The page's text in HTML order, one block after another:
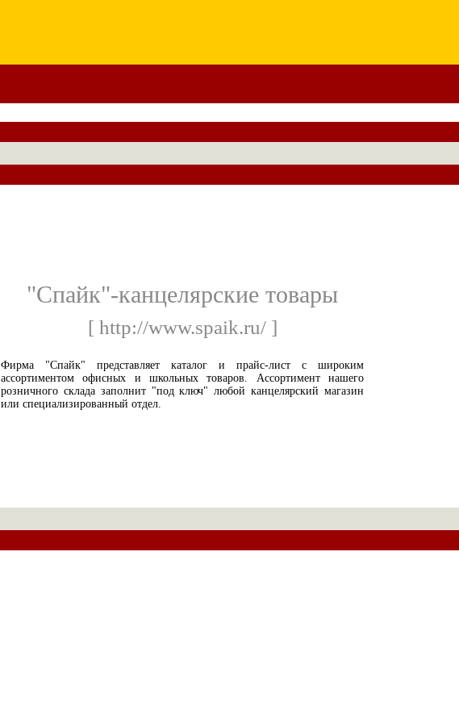
"Спайк"-канцелярские товары
[ http://www.spaik.ru/ ]
Фирма "Спайк" представляет каталог и прайс-лист с широким
ассортиментом офисных и школьных товаров. Ассортимент нашего
розничного склада заполнит "под ключ" любой канцелярский магазин
или специализированный отдел.